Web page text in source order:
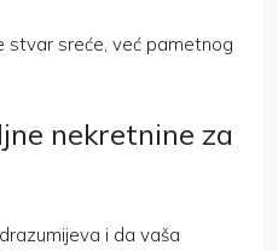
stvar sreće, već pametnog
nekretnine za
i da vaša